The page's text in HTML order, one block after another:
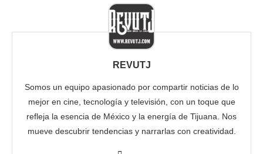
REVUTJ
Somos un equipo apasionado por compartir noticias de lo
mejor en cine, tecnología y televisión, con un toque que
refleja la esencia de México y la energía de Tijuana. Nos
mueve descubrir tendencias y narrarlas con creatividad.